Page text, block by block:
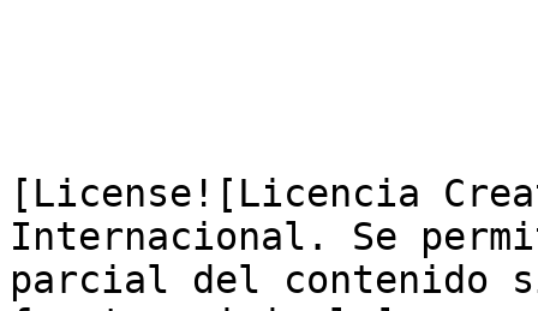
[License![Licencia
Internacional. Se
parcial del contenido